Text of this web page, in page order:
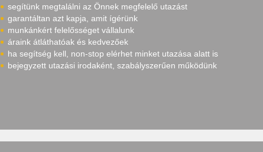
segítünk megtalálni az Önnek megfelelő utazást
garantáltan azt kapja, amit ígérünk
munkánkért felelősséget vállalunk
áraink átláthatóak és kedvezőek
ha segítség kell, non-stop elérhet minket utazása alatt is
bejegyzett utazási irodaként, szabályszerűen működünk